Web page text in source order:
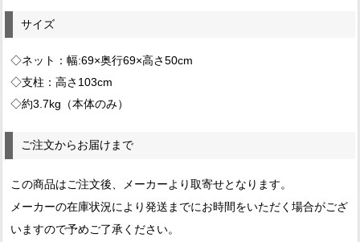
サイズ
◇ネット：幅:69×奥行69×高さ50cm
◇支柱：高さ103cm
◇約3.7kg（本体のみ）
ご注文からお届けまで
この商品はご注文後、メーカーより取寄せとなります。
メーカーの在庫状況により発送までにお時間をいただく場合がござ
いますので予めご了承ください。